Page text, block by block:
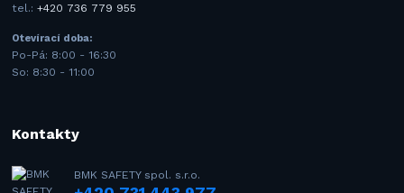
tel.:+420 736 779 955
Otevírací doba:
Po-Pá: 8:00 - 16:30
So: 8:30 - 11:00
Kontakty
BMK SAFETY spol. s.r.o.